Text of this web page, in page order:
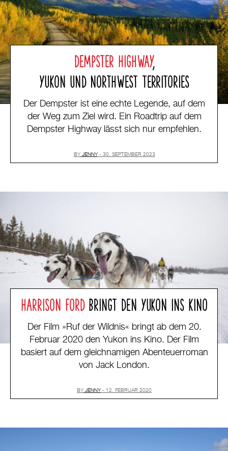
DEMPSTER HIGHWAY,
YUKON UND NORTHWEST TERRITORIES
Der Dempster ist eine echte Legende, auf dem
der Weg zum Ziel wird. Ein Roadtrip auf dem
Dempster Highway lässt sich nur empfehlen.
BY JENNY 30. SEPTEMBER 2023
HARRISON FORDBRINGT DEN YUKON INS KINO
Der Film »Ruf der Wildnis« bringt ab dem 20.
Februar 2020 den Yukon ins Kino. Der Film
basiert auf dem gleichnamigen Abenteuerroman
von Jack London.
BY JENNY 12. FEBRUAR 2020